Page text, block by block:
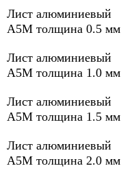
Лист алюминиевый
А5М толщина 0.5 мм
Лист алюминиевый
А5М толщина 1.0 мм
Лист алюминиевый
А5М толщина 1.5 мм
Лист алюминиевый
А5М толщина 2.0 мм